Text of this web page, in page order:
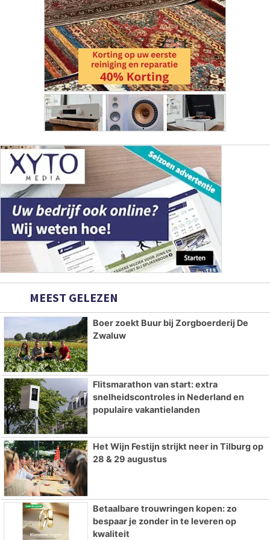
MEEST GELEZEN
Boer zoekt Buur bij Zorgboerderij De
Zwaluw
Flitsmarathon van start: extra
snelheidscontroles in Nederland en
populaire vakantielanden
Het Wijn Festijn strijkt neer in Tilburg op
28 & 29 augustus
Betaalbare trouwringen kopen: zo
bespaar je zonder in te leveren op
kwaliteit